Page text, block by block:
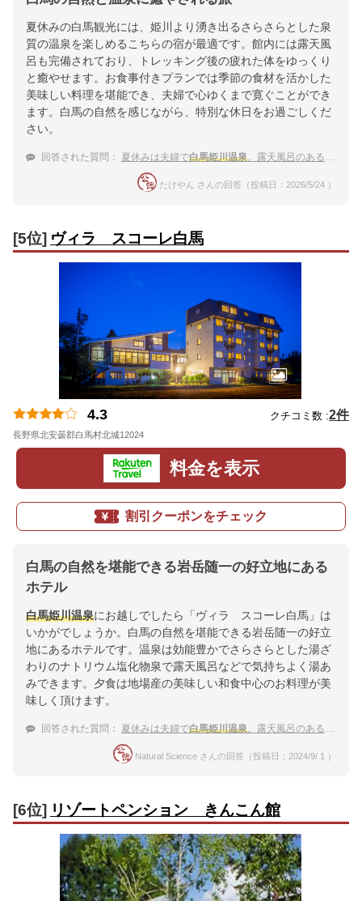
夏休みの白馬観光には、姫川より湧き出るさらさらとした泉
質の温泉を楽しめるこちらの宿が最適です。館内には露天風
呂も完備されており、トレッキング後の疲れた体をゆっくり
と癒やせます。お食事付きプランでは季節の食材を活かした
美味しい料理を堪能でき、夫婦で心ゆくまで寛ぐことができ
ます。白馬の自然を感じながら、特別な休日をお過ごしくだ
さい。
回答された質問： 夏休みは夫婦で白馬姫川温泉。露天風呂のある宿でリフレッシュしたい！
たけやん さんの回答（投稿日：2026/5/24 ）
[5位] ヴィラ スコーレ白馬
4.3 クチコミ数 :2件
長野県北安曇郡白馬村北城12024
料金を表示
割引クーポンをチェック
白馬の自然を堪能できる岩岳随一の好立地にある
ホテル
白馬姫川温泉にお越しでしたら「ヴィラ スコーレ白馬」は
いかがでしょうか。白馬の自然を堪能できる岩岳随一の好立
地にあるホテルです。温泉は効能豊かでさらさらとした湯ざ
わりのナトリウム塩化物泉で露天風呂などで気持ちよく湯あ
みできます。夕食は地場産の美味しい和食中心のお料理が美
味しく頂けます。
回答された質問： 夏休みは夫婦で白馬姫川温泉 。露天風呂のある宿でリフレッシュしたい！
Natural Science さんの回答（投稿日：2024/9/ 1 ）
[6位] リゾートペンション きんこん館